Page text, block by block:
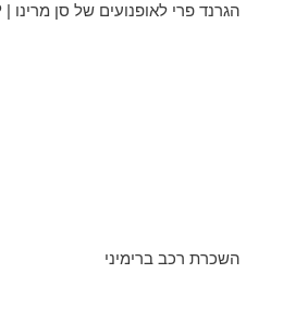
הגרנד פרי לאופנועים של סן מרינו | MotoGP
השכרת רכב ברימיני